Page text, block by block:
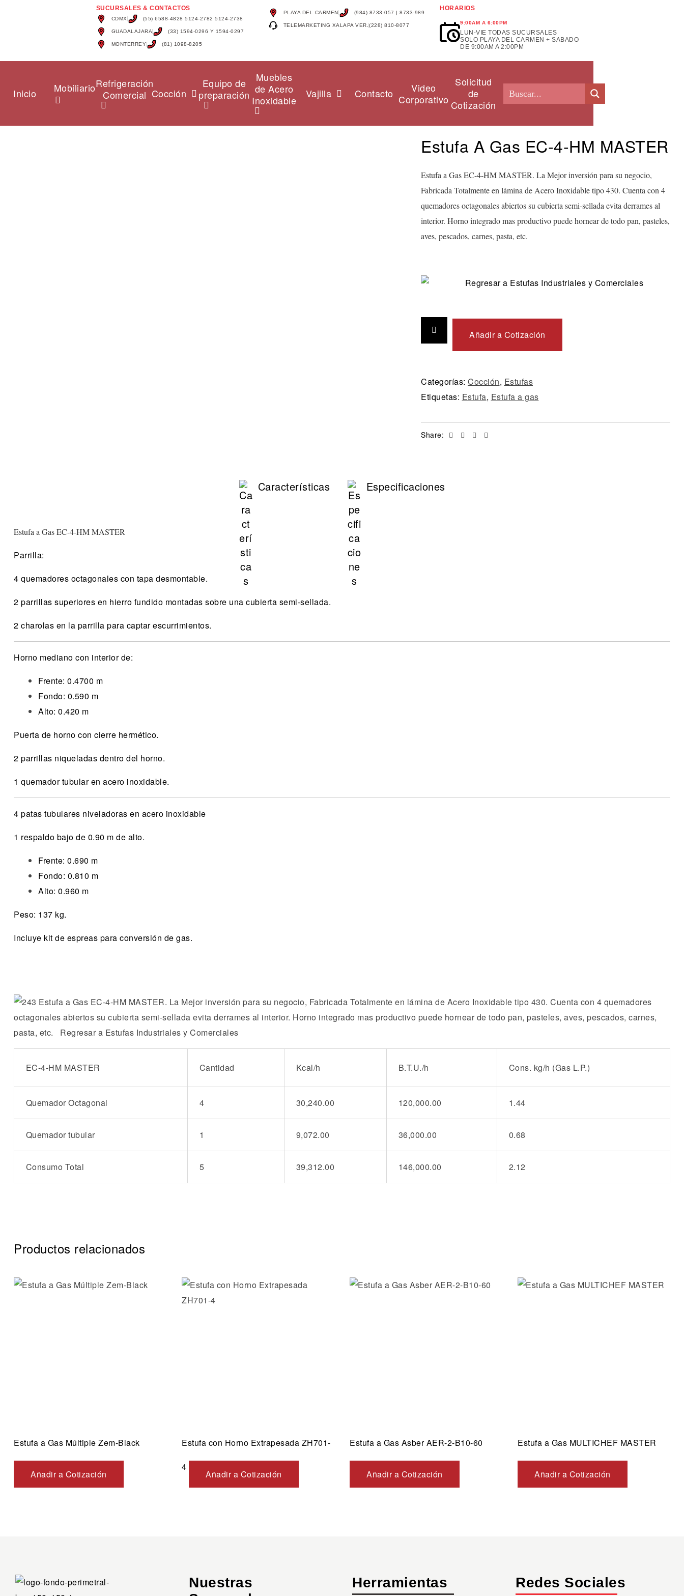
SUCURSALES & CONTACTOS
CDMX (55) 6588-4828 5124-2782 5124-2738
GUADALAJARA (33) 1594-0296 Y 1594-0297
MONTERREY (81) 1098-8205
PLAYA DEL CARMEN (984) 8733-057 | 8733-989
TELEMARKETING XALAPA VER. (228) 810-8077
HORARIOS
9:00AM A 6:00PM
LUN-VIE TODAS SUCURSALES
SOLO PLAYA DEL CARMEN + SABADO
DE 9:00AM A 2:00PM
Inicio MobiliarioRefrigeración
Comercial Cocción
Equipo de
preparación
Muebles
de Acero
Inoxidable
Vajilla Contacto
Video
Corporativo
Solicitud
de
Cotización
Estufa A Gas EC-4-HM MASTER
Estufa a Gas EC-4-HM MASTER. La Mejor inversión para su negocio,
Fabricada Totalmente en lámina de Acero Inoxidable tipo 430. Cuenta con 4
quemadores octagonales abiertos su cubierta semi-sellada evita derrames al
interior. Horno integrado mas productivo puede hornear de todo pan, pasteles,
aves, pescados, carnes, pasta, etc.
Regresar a Estufas Industriales y Comerciales
Añadir a Cotización
Categorías: Cocción, Estufas
Etiquetas: Estufa, Estufa a gas
Share: Facebook
TwitterLinkedin
Características Especificaciones
Estufa a Gas EC-4-HM MASTER
Parrilla:
4 quemadores octagonales con tapa desmontable.
2 parrillas superiores en hierro fundido montadas sobre una cubierta semi-sellada.
2 charolas en la parrilla para captar escurrimientos.
Horno mediano con interior de:
Frente: 0.4700 m
Fondo: 0.590 m
Alto: 0.420 m
Puerta de horno con cierre hermético.
2 parrillas niqueladas dentro del horno.
1 quemador tubular en acero inoxidable.
4 patas tubulares niveladoras en acero inoxidable
1 respaldo bajo de 0.90 m de alto.
Frente: 0.690 m
Fondo: 0.810 m
Alto: 0.960 m
Peso: 137 kg.
Incluye kit de espreas para conversión de gas.
EC-4-HM MASTER Cantidad Kcal/h B.T.U./h Cons. kg/h (Gas L.P.)
Quemador Octagonal 4 30,240.00 120,000.00 1.44
Quemador tubular 1 9,072.00 36,000.00 0.68
Consumo Total 5 39,312.00 146,000.00 2.12
Productos relacionados
Añadir a la lista de deseos
Estufa a Gas Múltiple Zem-Black
Añadir a Cotización
Estufa con Horno Extrapesada ZH701-
4
Añadir a Cotización
Estufa a Gas Asber AER-2-B10-60
Añadir a Cotización
Estufa a Gas MULTICHEF MASTER
Añadir a Cotización
Nuestras
Herramientas Redes Sociales